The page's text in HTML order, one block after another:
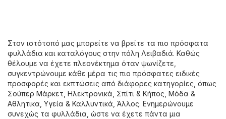
Στον ιστότοπό μας μπορείτε να βρείτε τα πιο πρόσφατα
φυλλάδια και καταλόγους στην πόλη Λειβαδιά. Καθώς
θέλουμε να έχετε πλεονέκτημα όταν ψωνίζετε,
συγκεντρώνουμε κάθε μέρα τις πιο πρόσφατες ειδικές
προσφορές και εκπτώσεις από διάφορες κατηγορίες, όπως
Σούπερ Μάρκετ Hλεκτρονικά Σπίτι & Κήπος Μόδα &
Aθλητικα Υγεία & Καλλυντικά Άλλος. Ενημερώνουμε
συνεχώς τα φυλλάδια, ώστε να έχετε πάντα μια